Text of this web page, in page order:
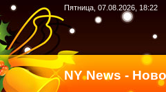
Пятница, 07.08.2026, 18:22
NY News -